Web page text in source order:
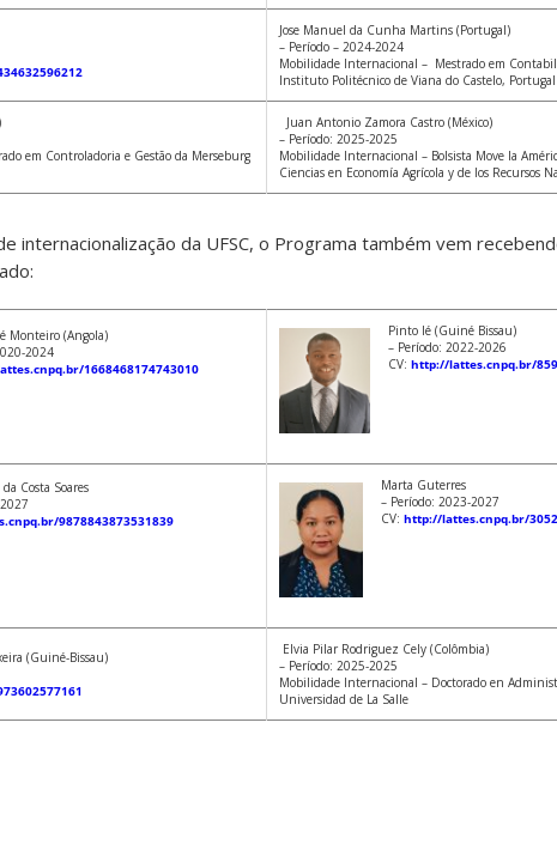
Jose Manuel da Cunha Martins (Portugal)
– Período – 2024-2024
Mobilidade Internacional – Mestrado em
Instituto Politécnico de Viana do Castelo, Portugal
em Controladoria e Gestão da Merseburg
Juan Antonio Zamora Castro (México)
– Período: 2025-2025
Mobilidade Internacional – Bolsista Move la
Ciencias en Economía Agrícola y de los Recursos
internacionalização da UFSC, o Programa também vem
Monteiro (Angola)
2024
1668468174743010
Pinto Ié (Guiné Bissau)
– Período: 2022-2026
CV: http://lattes.cnpq.br/
Costa Soares
9878843873531839
Marta Guterres
– Período: 2023-2027
CV: http://lattes.cnpq.br/
(Guiné-Bissau)
Elvia Pilar Rodriguez Cely (Colômbia)
– Período: 2025-2025
Mobilidade Internacional – Doctorado en
Universidad de La Salle